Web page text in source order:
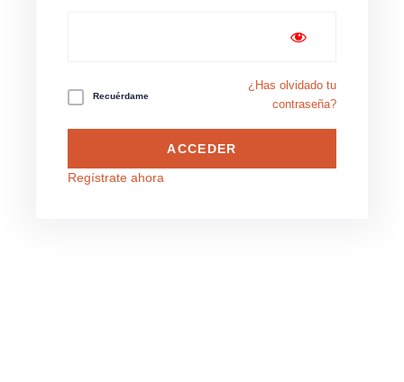
Recuérdame
¿Has olvidado tu
contraseña?
ACCEDER
Regístrate ahora